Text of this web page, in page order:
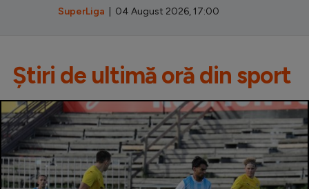
SuperLiga | 04 August 2026, 17:00
Știri de ultimă oră din sport